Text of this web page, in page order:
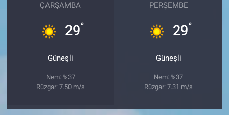
ÇARŞAMBA
29°
Güneşli
Nem: %37
Rüzgar: 7.50 m/s
PERŞEMBE
29°
Güneşli
Nem: %37
Rüzgar: 7.31 m/s